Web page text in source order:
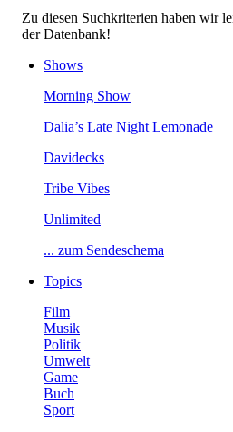
derDatenbank!
Shows
MorningShow
Dalia’sLateNightLemonade
Davidecks
TribeVibes
Unlimited
...zumSendeschema
Topics
Film
Musik
Politik
Umwelt
Game
Buch
Sport